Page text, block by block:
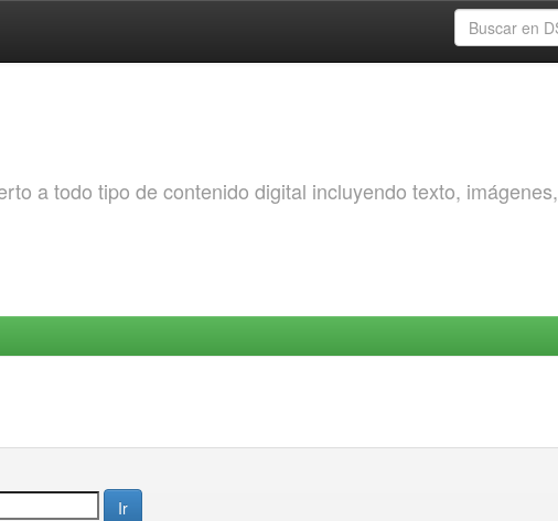
a todo tipo de contenido digital incluyendo texto, imágenes,